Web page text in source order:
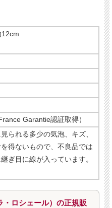
Garantie認証取得）
られる多少の気泡、キズ、
得ないもので、不良品では
ぎ目に線が入っています。
・ロシェール）の正規販